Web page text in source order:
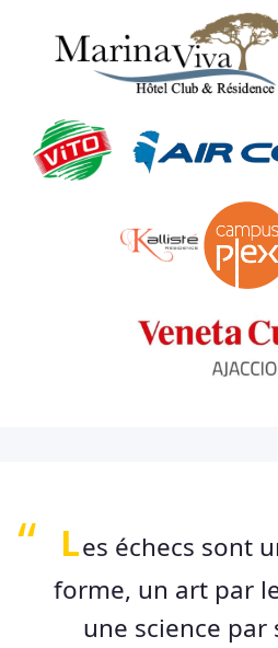
Les échecs sont
forme, un art par
une science